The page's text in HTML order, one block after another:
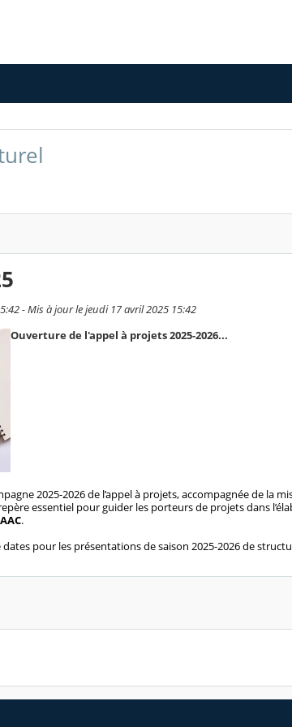
- Mis à jour le jeudi 17 avril 2025 15:42
Ouverture de l'appel à projets 2025-2026...
2025-2026 de l’appel à projets, accompagnée de la
essentiel pour guider les porteurs de projets dans
.
pour les présentations de saison 2025-2026 de